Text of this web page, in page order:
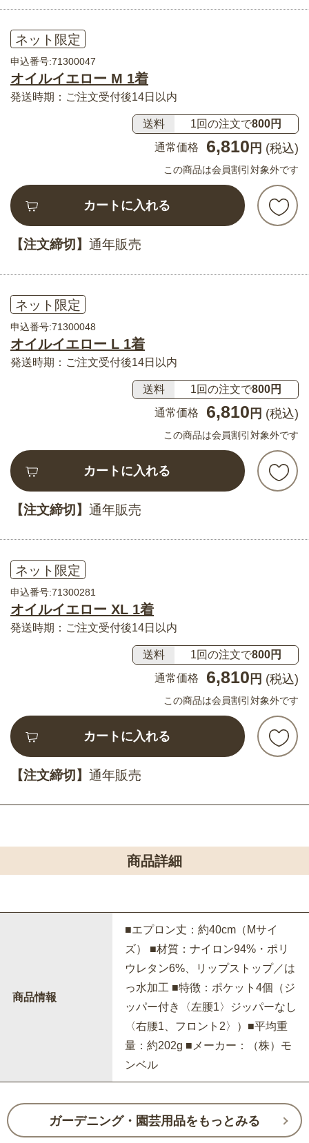
ネット限定
申込番号:71300047
オイルイエロー M 1着
発送時期：ご注文受付後14日以内
送料 1回の注文で800円
通常価格
6,810 円 (税込)
この商品は会員割引対象外です
カートに入れる
【注文締切】 通年販売
ネット限定
申込番号:71300048
オイルイエロー L 1着
発送時期：ご注文受付後14日以内
送料 1回の注文で800円
通常価格
6,810 円 (税込)
この商品は会員割引対象外です
カートに入れる
【注文締切】 通年販売
ネット限定
申込番号:71300281
オイルイエロー XL 1着
発送時期：ご注文受付後14日以内
送料 1回の注文で800円
通常価格
6,810 円 (税込)
この商品は会員割引対象外です
カートに入れる
【注文締切】 通年販売
商品詳細
商品情報
■エプロン丈：約40cm（Mサイ
ズ） ■材質：ナイロン94%・ポリ
ウレタン6%、リップストップ／は
っ水加工 ■特徴：ポケット4個（ジ
ッパー付き〈左腰1〉ジッパーなし
〈右腰1、フロント2〉）■平均重
量：約202g ■メーカー：（株）モ
ンベル
ガーデニング・園芸用品をもっとみる